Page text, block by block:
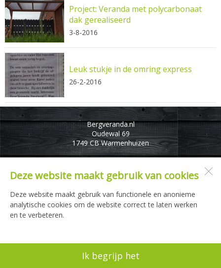
Deze website maakt gebruik van cookies
Deze website maakt gebruik van functionele en anonieme
analytische cookies om de website correct te laten werken
en te verbeteren.
Ik begrijp het
Project: Veranda met polycarbonaat
dak gerealiseerd
3-8-2016
Leuk stukje in de omring express
26-2-2016
Bergveranda.nl
Oudewal 69
1749 CB Warmenhuizen
Open desktopversie
JuRstijl |Ziber DS4